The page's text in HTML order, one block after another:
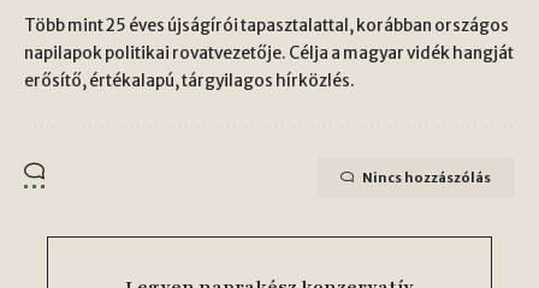
Több mint 25 éves újságírói tapasztalattal, korábban országos
napilapok politikai rovatvezetője. Célja a magyar vidék hangját
erősítő, értékalapú, tárgyilagos hírközlés.
Nincs hozzászólás